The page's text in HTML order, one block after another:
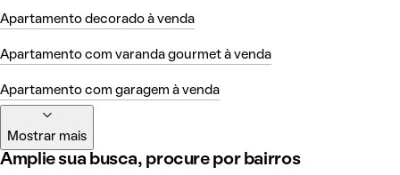
Apartamento decorado à venda
Apartamento com varanda gourmet à venda
Apartamento com garagem à venda
Mostrar mais
Amplie sua busca, procure por bairros